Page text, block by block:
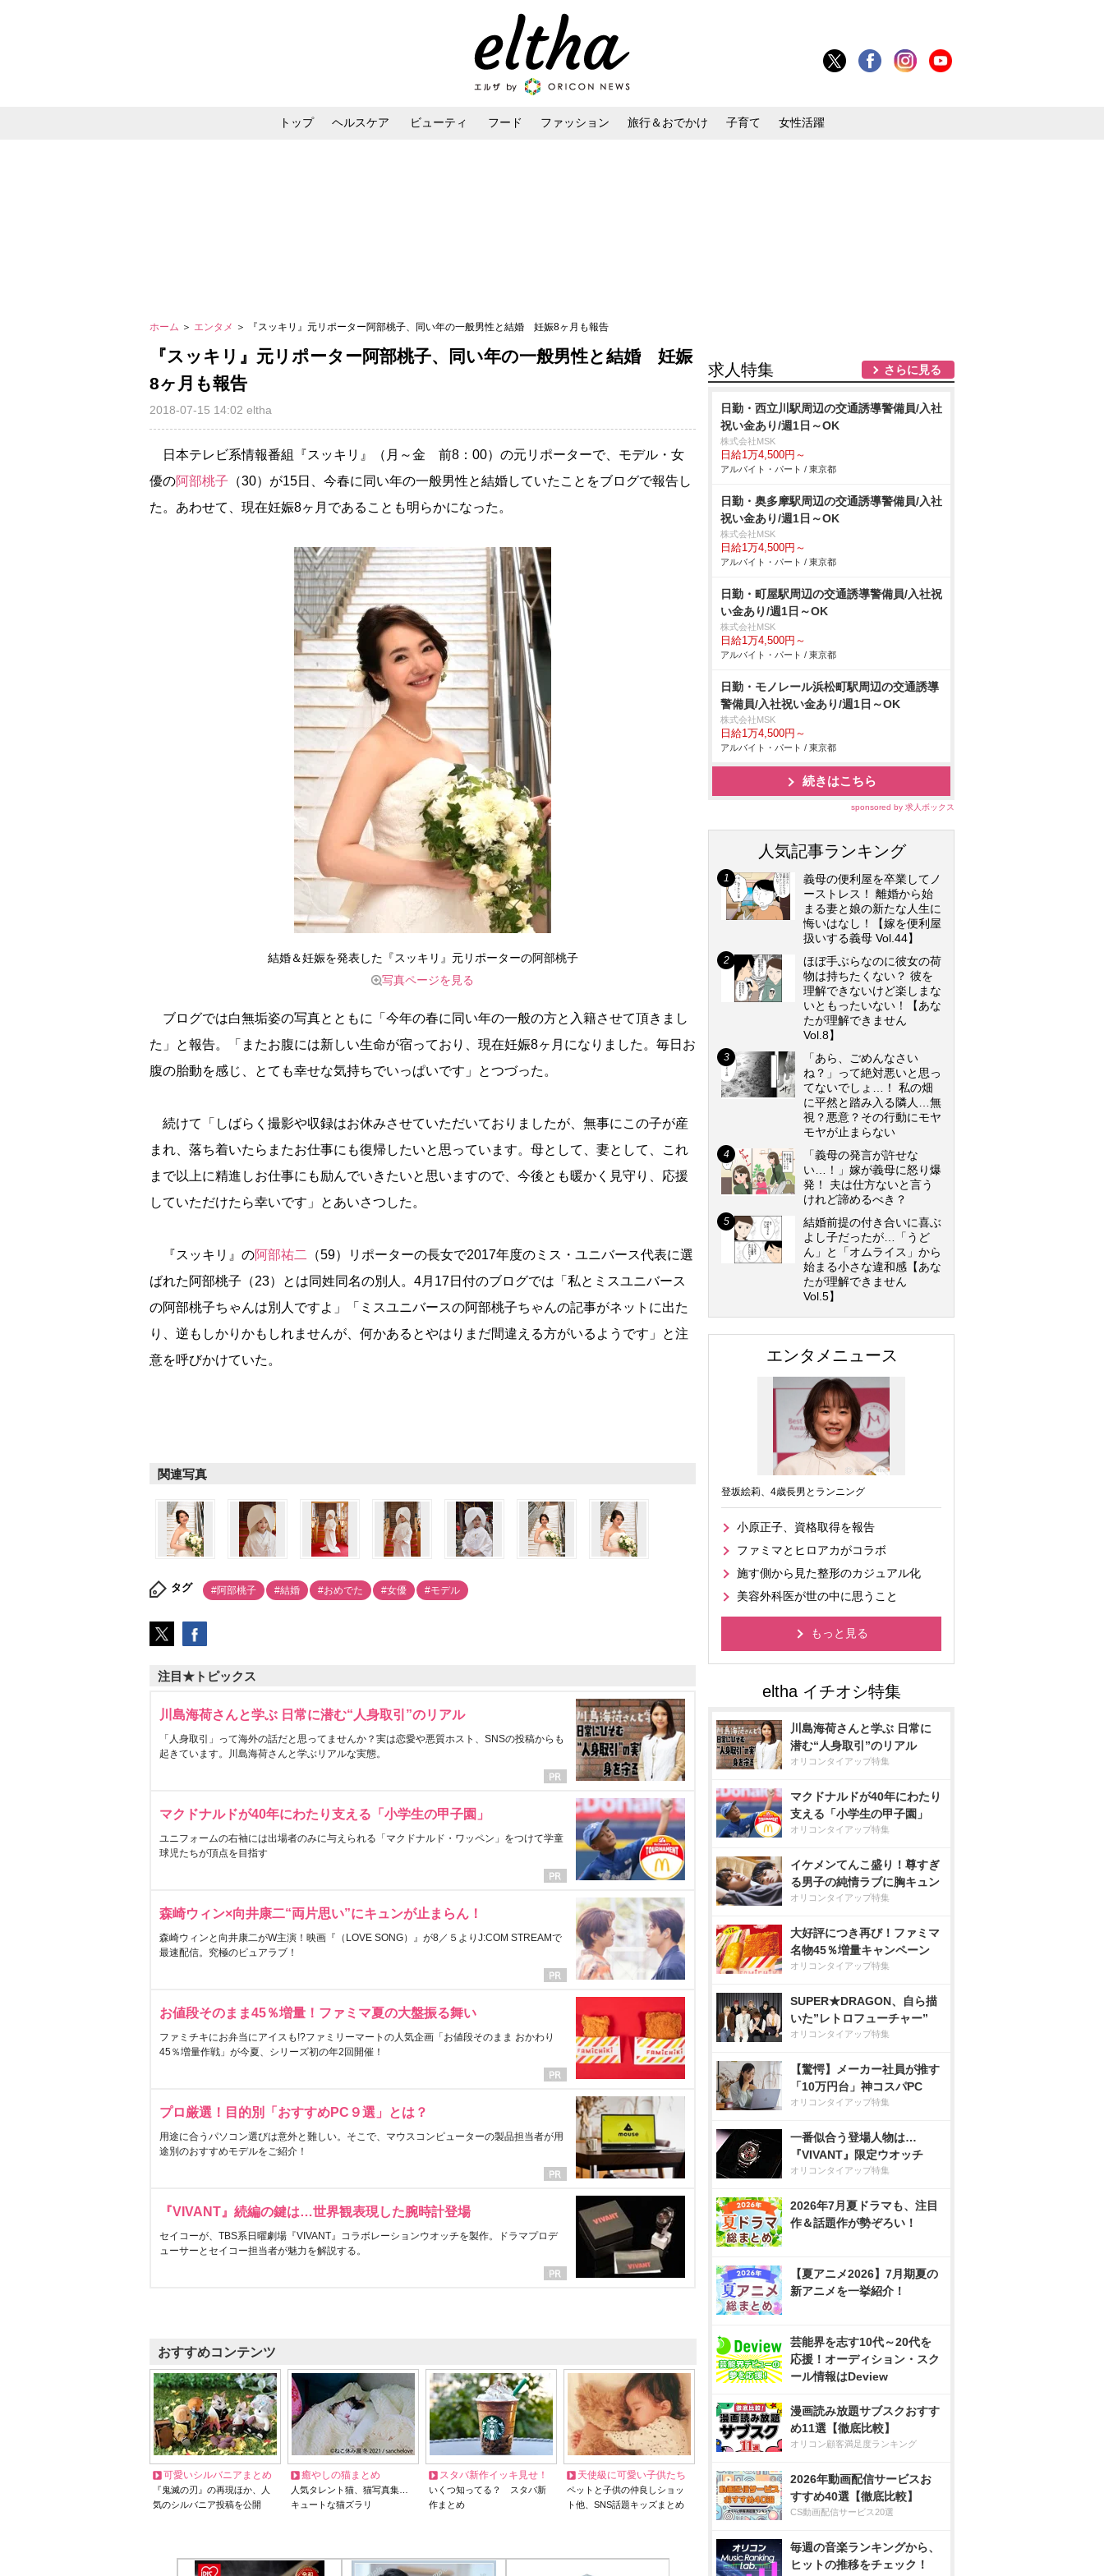
トップ ヘルスケア ビューティ フード ファッション 旅行＆おでかけ 子育て 女性活躍
ホーム ＞ エンタメ ＞ 『スッキリ』元リポーター阿部桃子、同い年の一般男性と結婚 妊娠8ヶ月も報告
『スッキリ』元リポーター阿部桃子、同い年の一般男性と結婚 妊娠
8ヶ月も報告
2018-07-15 14:02 eltha
日本テレビ系情報番組『スッキリ』（月～金 前8：00）の元リポーターで、モデル・女
優の阿部桃子 （30）が15日、今春に同い年の一般男性と結婚していたことをブログで報告し
た。あわせて、現在妊娠8ヶ月であることも明らかになった。
結婚＆妊娠を発表した『スッキリ』元リポーターの阿部桃子
写真ページを見る
ブログでは白無垢姿の写真とともに「今年の春に同い年の一般の方と入籍させて頂きまし
た」と報告。「またお腹には新しい生命が宿っており、現在妊娠8ヶ月になりました。毎日お
腹の胎動を感じ、とても幸せな気持ちでいっぱいです」とつづった。
続けて「しばらく撮影や収録はお休みさせていただいておりましたが、無事にこの子が産
まれ、落ち着いたらまたお仕事にも復帰したいと思っています。母として、妻として、これ
まで以上に精進しお仕事にも励んでいきたいと思いますので、今後とも暖かく見守り、応援
していただけたら幸いです」とあいさつした。
『スッキリ』の阿部祐二
（59）リポーターの長女で2017年度のミス・ユニバース代表に選
ばれた阿部桃子（23）とは同姓同名の別人。4月17日付のブログでは「私とミスユニバース
の阿部桃子ちゃんは別人ですよ」「ミスユニバースの阿部桃子ちゃんの記事がネットに出た
り、逆もしかりかもしれませんが、何かあるとやはりまだ間違える方がいるようです」と注
意を呼びかけていた。
関連写真
タグ #阿部桃子 #結婚 #おめでた #女優 #モデル
注目★トピックス
川島海荷さんと学ぶ 日常に潜む“人身取引”のリアル
「人身取引」って海外の話だと思ってませんか？実は恋愛や悪質ホスト、SNSの投稿からも
起きています。川島海荷さんと学ぶリアルな実態。
マクドナルドが40年にわたり支える「小学生の甲子園」
ユニフォームの右袖には出場者のみに与えられる「マクドナルド・ワッペン」をつけて学童
球児たちが頂点を目指す
森崎ウィン×向井康二“両片思い”にキュンが止まらん！
森崎ウィンと向井康二がW主演！映画『（LOVE SONG）』が8／５よりJ:COM STREAMで
最速配信。究極のピュアラブ！
お値段そのまま45％増量！ファミマ夏の大盤振る舞い
ファミチキにお弁当にアイスも!?ファミリーマートの人気企画「お値段そのまま おかわり
45％増量作戦」が今夏、シリーズ初の年2回開催！
プロ厳選！目的別「おすすめPC９選」とは？
用途に合うパソコン選びは意外と難しい。そこで、マウスコンピューターの製品担当者が用
途別のおすすめモデルをご紹介！
『VIVANT』続編の鍵は…世界観表現した腕時計登場
セイコーが、TBS系日曜劇場『VIVANT』コラボレーションウオッチを製作。ドラマプロデ
ューサーとセイコー担当者が魅力を解説する。
おすすめコンテンツ
可愛いシルバニアまとめ
『鬼滅の刃』の再現ほか、人
気のシルバニア投稿を公開
癒やしの猫まとめ
人気タレント猫、猫写真集…
キュートな猫ズラリ
スタバ新作イッキ見せ！
いくつ知ってる？ スタバ新
作まとめ
天使級に可愛い子供たち
ペットと子供の仲良しショッ
ト他、SNS話題キッズまとめ
求人特集 さらに見る
日勤・西立川駅周辺の交通誘導警備員/入社
祝い金あり/週1日～OK
株式会社MSK
日給1万4,500円～
アルバイト・パート / 東京都
日勤・奥多摩駅周辺の交通誘導警備員/入社
祝い金あり/週1日～OK
株式会社MSK
日給1万4,500円～
アルバイト・パート / 東京都
日勤・町屋駅周辺の交通誘導警備員/入社祝
い金あり/週1日～OK
株式会社MSK
日給1万4,500円～
アルバイト・パート / 東京都
日勤・モノレール浜松町駅周辺の交通誘導
警備員/入社祝い金あり/週1日～OK
株式会社MSK
日給1万4,500円～
アルバイト・パート / 東京都
続きはこちら
sponsored by 求人ボックス
人気記事ランキング
義母の便利屋を卒業してノ
ーストレス！ 離婚から始
まる妻と娘の新たな人生に
悔いはなし！【嫁を便利屋
扱いする義母 Vol.44】
ほぼ手ぶらなのに彼女の荷
物は持ちたくない？ 彼を
理解できないけど楽しまな
いともったいない！【あな
たが理解できません
Vol.8】
「あら、ごめんなさい
ね？」って絶対悪いと思っ
てないでしょ…！ 私の畑
に平然と踏み入る隣人…無
視？悪意？その行動にモヤ
モヤが止まらない
「義母の発言が許せな
い…！」嫁が義母に怒り爆
発！ 夫は仕方ないと言う
けれど諦めるべき？
結婚前提の付き合いに喜ぶ
よし子だったが…「うど
ん」と「オムライス」から
始まる小さな違和感【あな
たが理解できません
Vol.5】
エンタメニュース
登坂絵莉、4歳長男とランニング
小原正子、資格取得を報告
ファミマとヒロアカがコラボ
施す側から見た整形のカジュアル化
美容外科医が世の中に思うこと
もっと見る
川島海荷さんと学ぶ 日常に
潜む“人身取引”のリアル
オリコンタイアップ特集
マクドナルドが40年にわたり
支える「小学生の甲子園」
オリコンタイアップ特集
イケメンてんこ盛り！尊すぎ
る男子の純情ラブに胸キュン
オリコンタイアップ特集
大好評につき再び！ファミマ
名物45％増量キャンペーン
オリコンタイアップ特集
SUPER★DRAGON、自ら描
いた”レトロフューチャー”
オリコンタイアップ特集
【驚愕】メーカー社員が推す
「10万円台」神コスパPC
オリコンタイアップ特集
一番似合う登場人物は…
『VIVANT』限定ウオッチ
オリコンタイアップ特集
2026年7月夏ドラマも、注目
作＆話題作が勢ぞろい！
【夏アニメ2026】7月期夏の
新アニメを一挙紹介！
芸能界を志す10代～20代を
応援！オーディション・スク
ール情報はDeview
漫画読み放題サブスクおすす
め11選【徹底比較】
オリコン顧客満足度ランキング
2026年動画配信サービスお
すすめ40選【徹底比較】
CS動画配信サービス20選
毎週の音楽ランキングから、
ヒットの推移をチェック！